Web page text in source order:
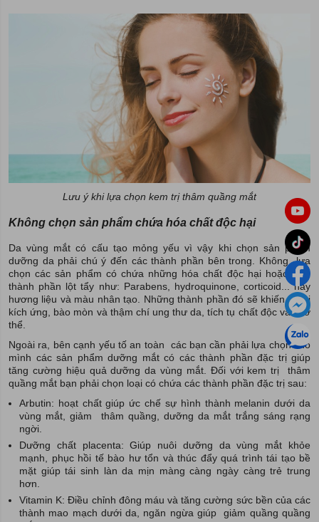
Lưu ý khi lựa chọn kem trị thâm quầng mắt
Không chọn sản phẩm chứa hóa chất độc hại
Da vùng mắt có cấu tạo mỏng yếu vì vậy khi chọn sản phẩm
dưỡng da phải chú ý đến các thành phần bên trong. Không lựa
chọn các sản phẩm có chứa những hóa chất độc hại hoặc các
thành phần lột tẩy như: Parabens, hydroquinone, corticoid... hay
hương liệu và màu nhân tạo. Những thành phần đó sẽ khiến da bị
kích ứng, bào mòn và thậm chí ung thư da, tích tụ chất độc vào cơ
thể.
Ngoài ra, bên cạnh yếu tố an toàn các bạn cần phải lựa chọn cho
mình các sản phẩm dưỡng mắt có các thành phần đặc trị giúp
tăng cường hiệu quả dưỡng da vùng mắt. Đối với kem trị thâm
quầng mắt bạn phải chọn loại có chứa các thành phần đặc trị sau:
Arbutin: hoạt chất giúp ức chế sự hình thành melanin dưới da
vùng mắt, giảm thâm quầng, dưỡng da mắt trắng sáng rạng
ngời.
Dưỡng chất placenta: Giúp nuôi dưỡng da vùng mắt khỏe
mạnh, phục hồi tế bào hư tổn và thúc đẩy quá trình tái tạo bề
mặt giúp tái sinh làn da mịn màng càng ngày càng trẻ trung
hơn.
Vitamin K: Điều chỉnh đông máu và tăng cường sức bền của các
thành mao mạch dưới da, ngăn ngừa giúp giảm quầng quầng